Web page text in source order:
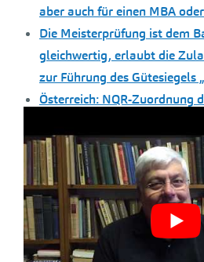
aber auch für einen MBA
Die Meisterprüfung ist dem
gleichwertig, erlaubt die
zur Führung des Gütesiegels
Österreich: NQR-Zuordnung
EQR, DQR, NQR, me, Ing.,
Professional, PhD …….?
Österreich: Meister (mit
einem Handwerk) wird als
Titel – was ist mit den anderen
Befähigungsprüfungen („Bef.“)?